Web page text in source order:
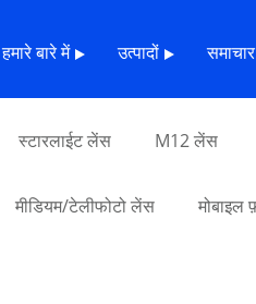
हमारे बारे में उत्पादों समाचार
स्टारलाईट लेंस M12 लेंस
मीडियम/टेलीफोटो लेंस मोबाइल